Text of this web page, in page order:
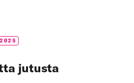
jutusta